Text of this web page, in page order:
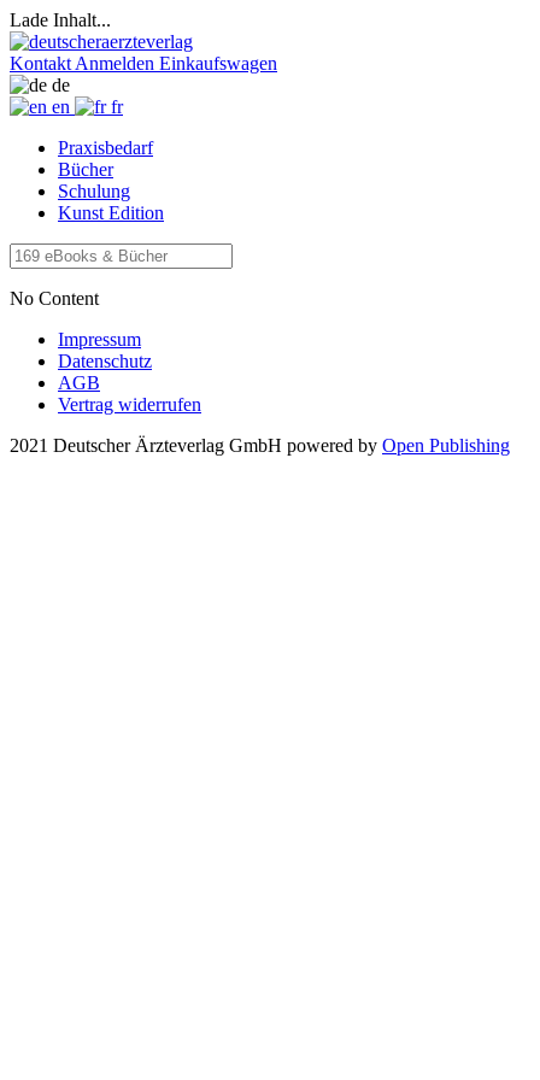
Lade Inhalt...
Kontakt Anmelden Einkaufswagen
de
en
fr
Praxisbedarf
Bücher
Schulung
Kunst Edition
No Content
Impressum
Datenschutz
AGB
Vertrag widerrufen
2021 Deutscher Ärzteverlag GmbH powered by Open Publishing